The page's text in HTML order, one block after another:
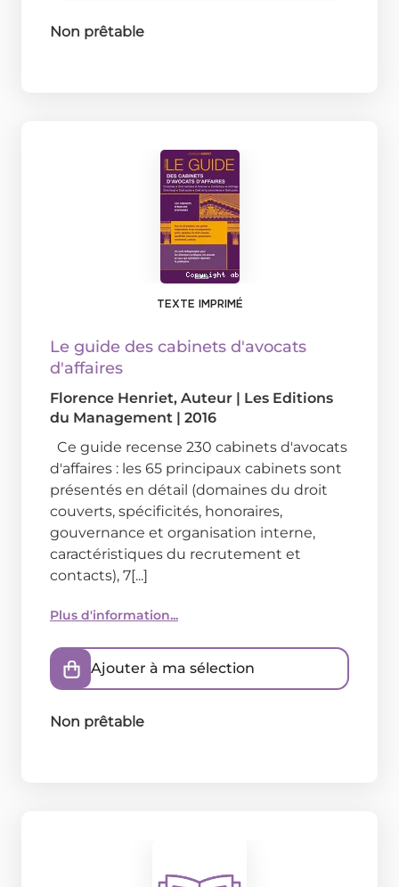
Non prêtable
TEXTE IMPRIMÉ
Le guide des cabinets d'avocats
d'affaires
Florence Henriet, Auteur | Les Editions
du Management | 2016
Ce guide recense 230 cabinets d'avocats
d'affaires : les 65 principaux cabinets sont
présentés en détail (domaines du droit
couverts, spécificités, honoraires,
gouvernance et organisation interne,
caractéristiques du recrutement et
contacts), 7[...]
Plus d'information...
Ajouter à ma sélection
Non prêtable